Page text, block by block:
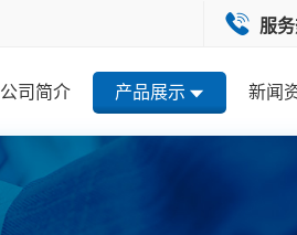
服
公司简介 产品展示 新闻